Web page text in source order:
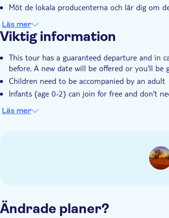
Möt de lokala producenterna och lär dig om
Läs mer
Viktig information
This tour has a guaranteed departure and in
before. A new date will be offered or you'll be
Children need to be accompanied by an adult
Infants (age 0-2) can join for free and don't
Läs mer
Ändrade planer?